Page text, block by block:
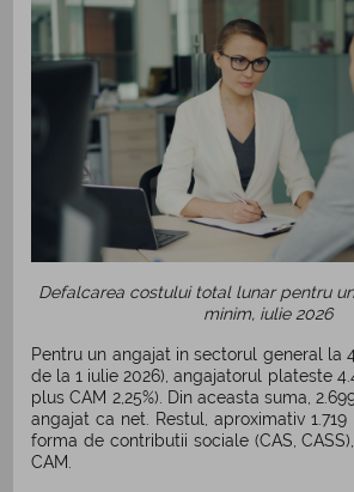
Defalcarea costului total lunar pentru
minim, iulie 2026
Pentru un angajat in sectorul general la
de la 1 iulie 2026), angajatorul plateste
plus CAM 2,25%). Din aceasta suma,
angajat ca net. Restul, aproximativ
forma de contributii sociale (CAS,
CAM.